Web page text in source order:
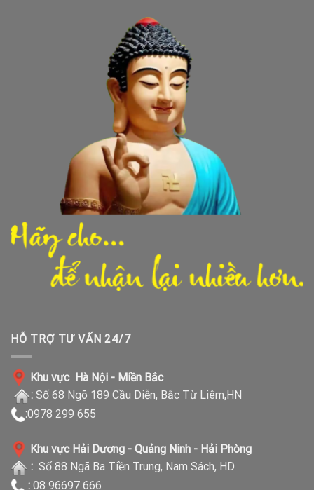
HỖ TRỢ TƯ VẤN 24/7
Khu vực Hà Nội - Miền Bắc
: Số 68 Ngõ 189 Cầu Diễn, Bắc Từ Liêm,HN
:0978 299 655
Khu vực Hải Dương - Quảng Ninh - Hải Phòng
: Số 88 Ngã Ba Tiền Trung, Nam Sách, HD
: 08 96697 666